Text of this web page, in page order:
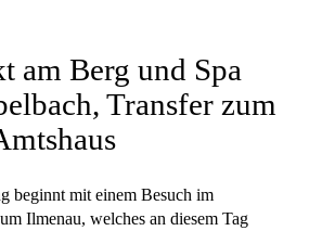
am Berg und Spa
Transfer zum
beginnt mit einem Besuch im
Ilmenau, welches an diesem Tag